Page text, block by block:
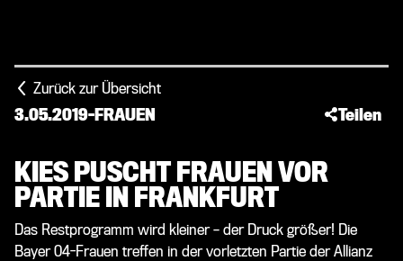
Zurück zur Übersicht
3.05.2019-FRAUEN Teilen
KIES PUSCHT FRAUEN VOR
PARTIE IN FRANKFURT
Das Restprogramm wird kleiner – der Druck größer! Die
Bayer 04-Frauen treffen in der vorletzten Partie der Allianz